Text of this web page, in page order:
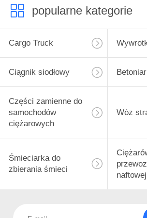
popularne kategorie
Cargo Truck
Ciągnik siodłowy
Części zamienne do
samochodów
ciężarowych
Wóz
Śmieciarka do
zbierania śmieci
naftowej